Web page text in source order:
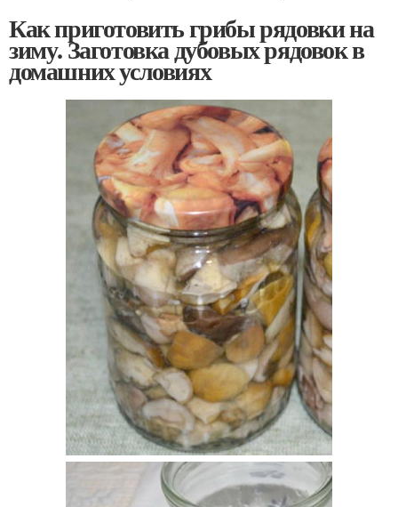
Как приготовить грибы рядовки на
зиму. Заготовка дубовых рядовок в
домашних условиях